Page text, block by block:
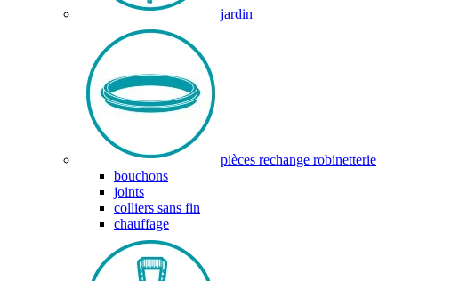
jardin
pièces rechange robinetterie
bouchons
joints
colliers sans fin
chauffage